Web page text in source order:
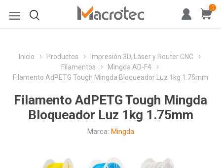
0
Inicio Productos
Impresión 3D, Láser y Router CNC
Filamentos
Mingda AD-F4
Filamento AdPETG Tough Mingda Bloqueador Luz 1kg 1.75mm
Filamento AdPETG Tough Mingda
Bloqueador Luz 1kg 1.75mm
Marca: Mingda